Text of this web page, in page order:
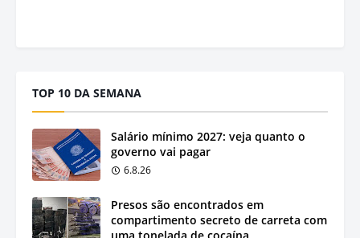
TOP 10 DA SEMANA
Salário mínimo 2027: veja quanto o
governo vai pagar
6.8.26
Presos são encontrados em
compartimento secreto de carreta com
uma tonelada de cocaína